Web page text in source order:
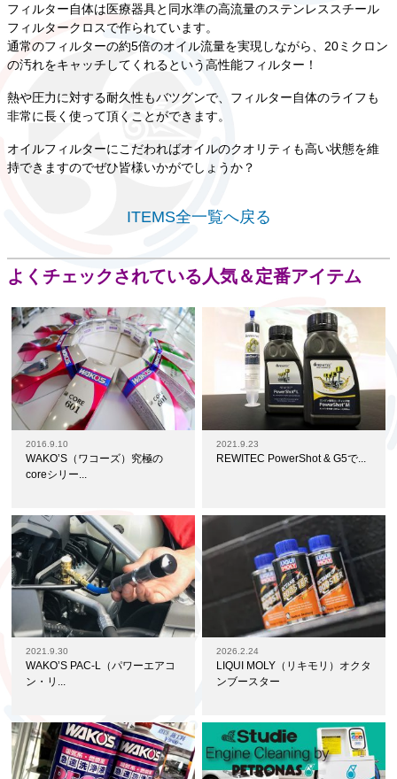
フィルター自体は医療器具と同水準の高流量のステンレススチール
フィルタークロスで作られています。
通常のフィルターの約5倍のオイル流量を実現しながら、20ミクロン
の汚れをキャッチしてくれるという高性能フィルター！
熱や圧力に対する耐久性もバツグンで、フィルター自体のライフも
非常に長く使って頂くことができます。
オイルフィルターにこだわればオイルのクオリティも高い状態を維
持できますのでぜひ皆様いかがでしょうか？
ITEMS全一覧へ戻る
よくチェックされている人気＆定番アイテム
2016.9.10
WAKO’S（ワコーズ）究極の
coreシリー...
2021.9.23
REWITEC PowerShot & G5で...
2021.9.30
WAKO’S PAC-L（パワーエアコ
ン・リ...
2026.2.24
LIQUI MOLY（リキモリ）オクタ
ンブースター